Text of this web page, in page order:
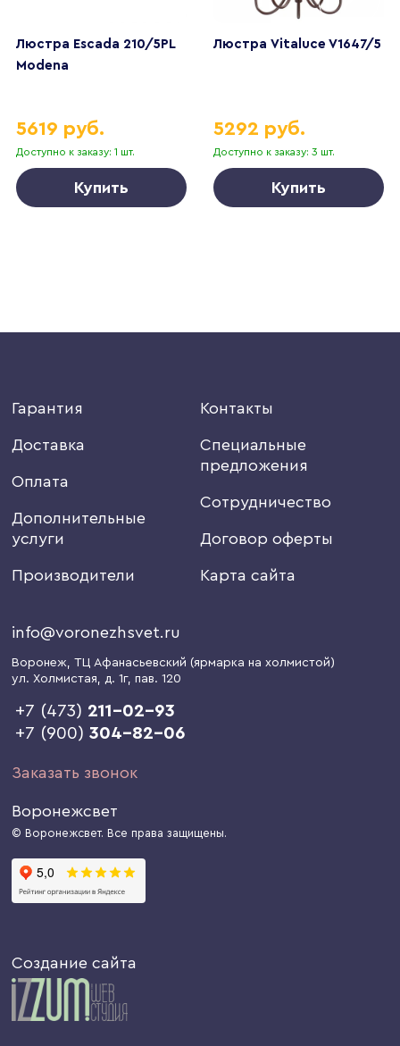
Люстра Escada 210/5PL
Modena
Доступно к заказу: 1 шт.
5619 руб.
Купить
Люстра Vitaluce V1647/5
Доступно к заказу: 3 шт.
5292 руб.
Купить
Гарантия
Доставка
Оплата
Дополнительные
услуги
Производители
Контакты
Специальные
предложения
Сотрудничество
Договор оферты
Карта сайта
info@voronezhsvet.ru
Воронеж, ТЦ Афанасьевский (ярмарка на холмистой)
ул. Холмистая, д. 1г, пав. 120
+7 (473) 211-02-93
+7 (900)304-82-06
Заказать звонок
Воронежсвет
© Воронежсвет. Все права защищены.
Создание сайта